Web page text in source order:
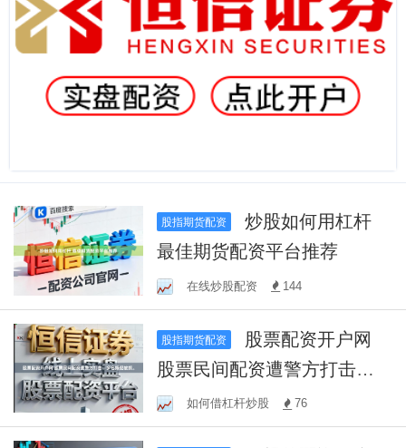
股指期货配资
炒股如何用杠杆
最佳期货配资平台推荐
在线炒股配资 144
股指期货配资
股票民间配资遭警方打击：
多名嫌犯被抓。
如何借杠杆炒股 76